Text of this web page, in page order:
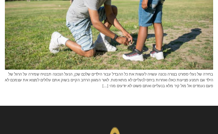
בחירה של נעלי ספורט בצורה נכונה עשויה לעשות את כל ההבדל עבור הילדים שלכם שכן, הנעל הנכונה תבטיח שמירה על הרגל של
הילד וגם תמנע פציעות כאלו ואחרות ביחס לנעליים לא מתאימות. לאור המגוון הרחב הקיים בשוק אתם עלולים למצוא את עצמכם לא
פעם נעמדים אל מול קיר מלא בנעליים ואתם פשוט לא יודעים מהי […]